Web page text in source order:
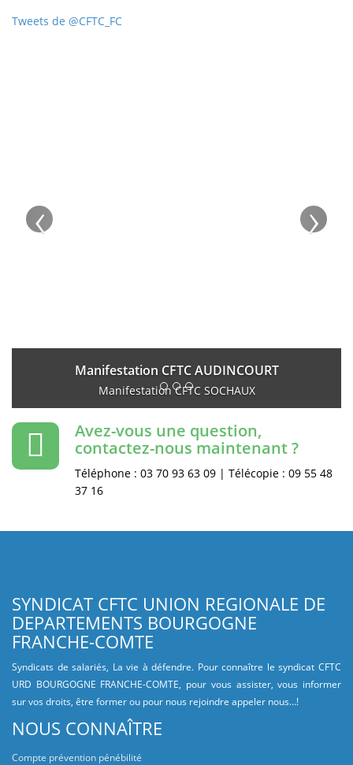
Tweets de @CFTC_FC
Manifestation CFTC AUDINCOURT
Manifestation CFTC SOCHAUX
‹ ›
Avez-vous une question,
contactez-nous maintenant ?
Téléphone : 03 70 93 63 09 | Télécopie : 09 55 48
37 16
SYNDICAT CFTC UNION REGIONALE DE
DEPARTEMENTS BOURGOGNE
FRANCHE-COMTE
Syndicats de salariés, La vie à défendre. Pour connaître le syndicat CFTC
URD BOURGOGNE FRANCHE-COMTE, pour vous assister, vous informer
sur vos droits, être former ou pour nous rejoindre appeler nous…!
NOUS CONNAÎTRE
Compte prévention pénébilité